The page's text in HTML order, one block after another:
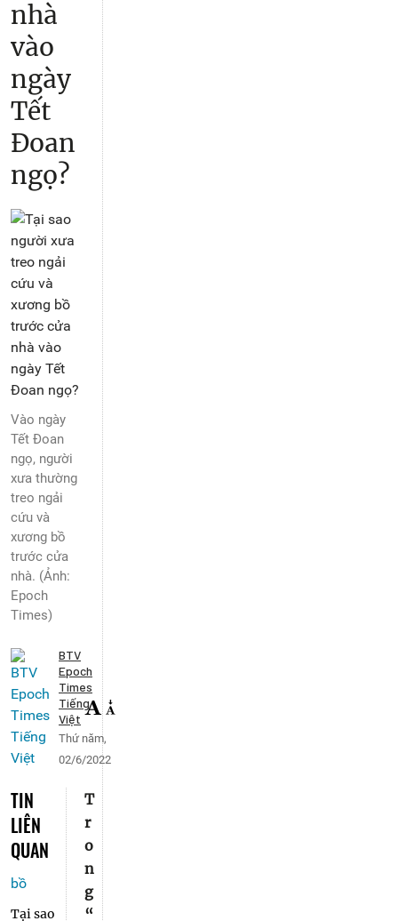
nhà
vào
ngày
Tết
Đoan
ngọ?
Vào ngày
Tết Đoan
ngọ, người
xưa thường
treo ngải
cứu và
xương bồ
trước cửa
nhà. (Ảnh:
Epoch
Times)
BTV
Epoch
Times
Tiếng
Việt
Thứ năm,
02/6/2022
TIN
LIÊN
QUAN
Tại sao
T
r
o
n
g
“